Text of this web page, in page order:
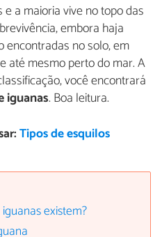
a maioria vive no topo das
embora haja
encontradas no solo, em
até mesmo perto do mar. A
você encontrará
iguanas. Boa leitura.
Tipos de esquilos
existem?